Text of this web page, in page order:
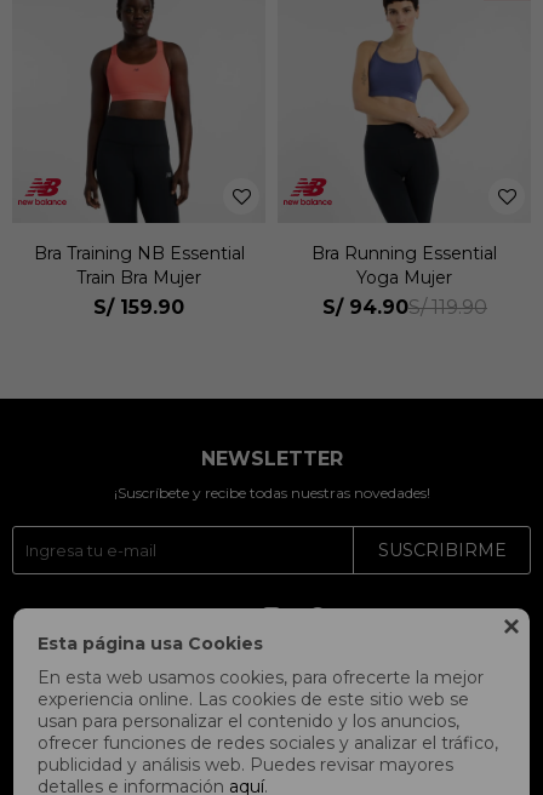

Esta página usa Cookies
En esta web usamos cookies, para ofrecerte la mejor
experiencia online. Las cookies de este sitio web se
usan para personalizar el contenido y los anuncios,
ofrecer funciones de redes sociales y analizar el tráfico,
publicidad y análisis web. Puedes revisar mayores
detalles e información aquí.
Bra Training NB Essential
Train Bra Mujer
S/ 159.90
Bra Running Essential
Yoga Mujer
S/ 94.90S/ 119.90
NEWSLETTER
¡Suscríbete y recibe todas nuestras novedades!
SUSCRIBIRME